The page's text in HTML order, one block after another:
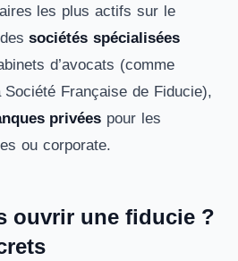
les plus actifs sur le
dessociétés spécialisées
d’avocats (comme
Française de Fiducie),
privées pour les
ou corporate.
ouvrir une fiducie ?